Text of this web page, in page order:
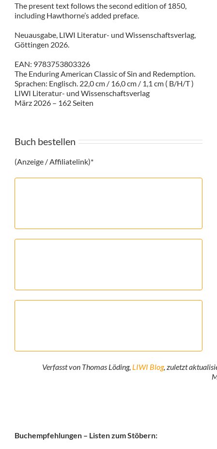
The present text follows the second edition of 1850,
including Hawthorne’s added preface.
Neuausgabe, LIWI Literatur- und Wissenschaftsverlag,
Göttingen 2026.
EAN: 9783753803326
The Enduring American Classic of Sin and Redemption.
Sprachen: Englisch. 22,0 cm / 16,0 cm / 1,1 cm ( B/H/T )
LIWI Literatur- und Wissenschaftsverlag
März 2026 – 162 Seiten
Buch bestellen
(Anzeige / Affiliatelink)*
Verfasst von Thomas Löding, LIWI Blog, zuletzt
Buchempfehlungen – Listen zum Stöbern: